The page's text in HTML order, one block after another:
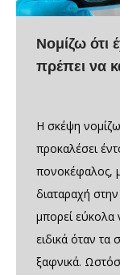
Νομίζω ότι
πρέπει να
Η σκέψη
προκαλέσει
πονοκέφαλος,
διαταραχή
μπορεί εύκολα
ειδικά όταν τα
ξαφνικά.